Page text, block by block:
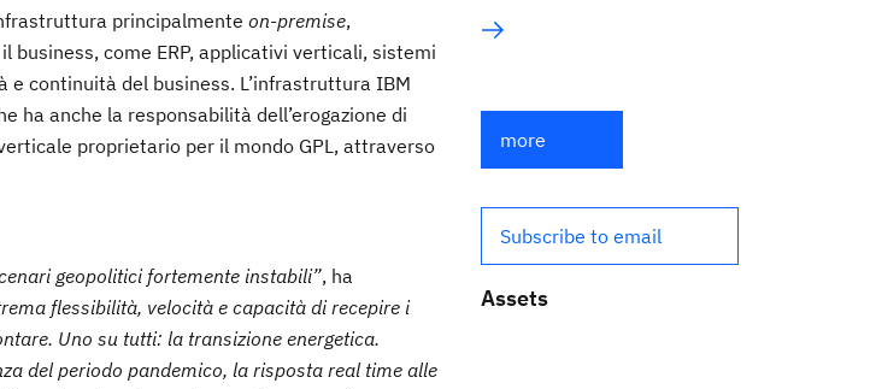
principalmente on-premise,
business, come ERP, applicativi verticali, sistemi
continuità del business. L’infrastruttura IBM
ha anche la responsabilità dell’erogazione di
proprietario per il mondo GPL, attraverso
geopolitici fortemente instabili”, ha
flessibilità, velocità e capacità di recepire i
Uno su tutti: la transizione energetica.
del periodo pandemico, la risposta real time alle
more
Subscribe to email
Assets